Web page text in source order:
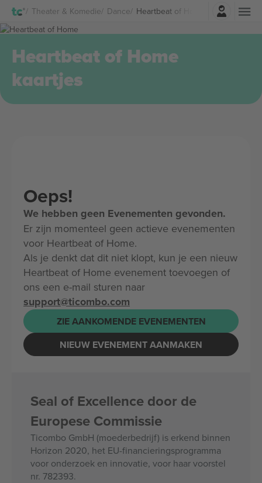
Theater & Komedie Dance Heartbeat of Home Kaartjes
Log in
Heartbeat of Home
kaartjes
Oeps!
We hebben geen Evenementen gevonden.
Er zijn momenteel geen actieve evenementen
voor Heartbeat of Home.
Als je denkt dat dit niet klopt, kun je een nieuw
Heartbeat of Home evenement toevoegen of
ons een e-mail sturen naar
support@ticombo.com
ZIE AANKOMENDE EVENEMENTEN
NIEUW EVENEMENT AANMAKEN
Seal of Excellence door de
Europese Commissie
Ticombo GmbH (moederbedrijf) is erkend binnen
Horizon 2020, het EU-financieringsprogramma
voor onderzoek en innovatie, voor haar voorstel
nr. 782393.